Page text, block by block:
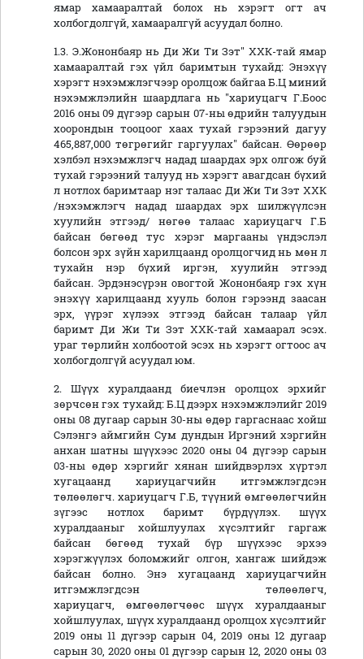
ямар хамааралтай болох нь хэрэгт огт ач
холбогдолгүй, хамааралгүй асуудал болно.
1.3. Э.Жононбаяр нь Ди Жи Ти Зэт" ХХК-тай ямар
хамааралтай гэх үйл баримтын тухайд: Энэхүү
хэрэгт нэхэмжлэгчээр оролцож байгаа Б.Ц миний
нэхэмжлэлийн шаардлага нь "хариуцагч Г.Боос
2016 оны 09 дүгээр сарын 07-ны өдрийн талуудын
хоорондын тооцоог хаах тухай гэрээний дагуу
465,887,000 төгрөгийг гаргуулах" байсан. Өөрөөр
хэлбэл нэхэмжлэгч надад шаардах эрх олгож буй
тухай гэрээний талууд нь хэрэгт авагдсан бүхий
л нотлох баримтаар нэг талаас Ди Жи Ти Зэт ХХК
/нэхэмжлэгч надад шаардах эрх шилжүүлсэн
хуулийн этгээд/ нөгөө талаас хариуцагч Г.Б
байсан бөгөөд тус хэрэг маргааны үндэслэл
болсон эрх зүйн харилцаанд оролцогчид нь мөн л
тухайн нэр бүхий иргэн, хуулийн этгээд
байсан. Эрдэнэсүрэн овогтой Жононбаяр гэх хүн
энэхүү харилцаанд хууль болон гэрээнд заасан
эрх, үүрэг хүлээх этгээд байсан талаар үйл
баримт Ди Жи Ти Зэт ХХК-тай хамаарал эсэх.
ураг төрлийн холбоотой эсэх нь хэрэгт огтоос ач
холбогдолгүй асуудал юм.
2. Шүүх хуралдаанд биечлэн оролцох эрхийг
зөрчсөн гэх тухайд: Б.Ц дээрх нэхэмжлэлийг 2019
оны 08 дугаар сарын 30-ны өдөр гаргаснаас хойш
Сэлэнгэ аймгийн Сум дундын Иргэний хэргийн
анхан шатны шүүхээс 2020 оны 04 дүгээр сарын
03-ны өдөр хэргийг хянан шийдвэрлэх хүртэл
хугацаанд хариуцагчийн итгэмжлэгдсэн
төлөөлөгч. хариуцагч Г.Б, түүний өмгөөлөгчийн
зүгээс нотлох баримт бүрдүүлэх. шүүх
хуралдааныг хойшлуулах хүсэлтийг гаргаж
байсан бөгөөд тухай бүр шүүхээс эрхээ
хэрэгжүүлэх боломжийг олгон, хангаж шийдэж
байсан болно. Энэ хугацаанд хариуцагчийн
итгэмжлэгдсэн төлөөлөгч,
хариуцагч, өмгөөлөгчөөс шүүх хуралдааныг
хойшлуулах, шүүх хуралдаанд оролцох хүсэлтийг
2019 оны 11 дүгээр сарын 04, 2019 оны 12 дугаар
сарын 30, 2020 оны 01 дүгээр сарын 12, 2020 оны 03